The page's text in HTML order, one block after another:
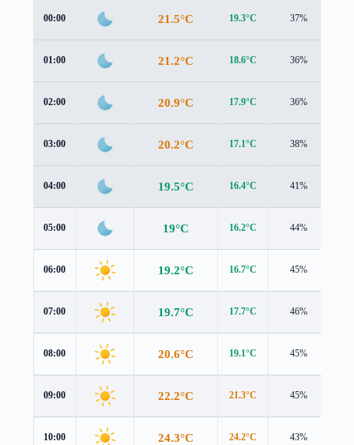
00:00 21.5°C 19.3°C 37%
01:00 21.2°C 18.6°C 36%
02:00 20.9°C 17.9°C 36%
03:00 20.2°C 17.1°C 38%
04:00 19.5°C 16.4°C 41%
05:00 19°C 16.2°C 44%
06:00 19.2°C 16.7°C 45%
07:00 19.7°C 17.7°C 46%
08:00 20.6°C 19.1°C 45%
09:00 22.2°C 21.3°C 45%
10:00 24.3°C 24.2°C 43%